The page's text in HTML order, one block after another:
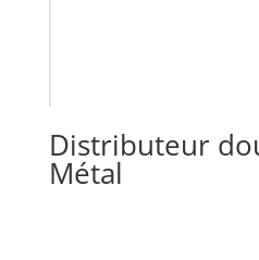
Distributeur
Métal